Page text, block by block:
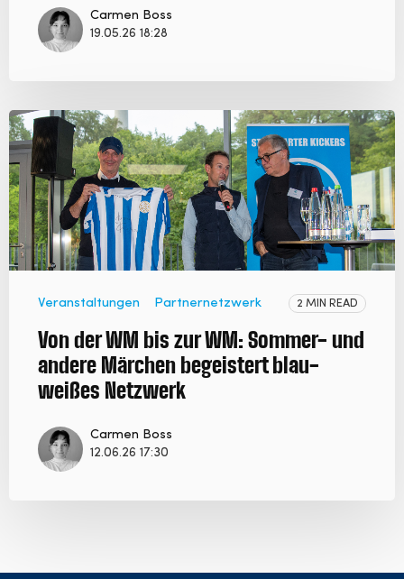
Carmen Boss
19.05.26 18:28
Veranstaltungen Partnernetzwerk 2 MIN READ
Von der WM bis zur WM: Sommer- und
andere Märchen begeistert blau-
weißes Netzwerk
Carmen Boss
12.06.26 17:30